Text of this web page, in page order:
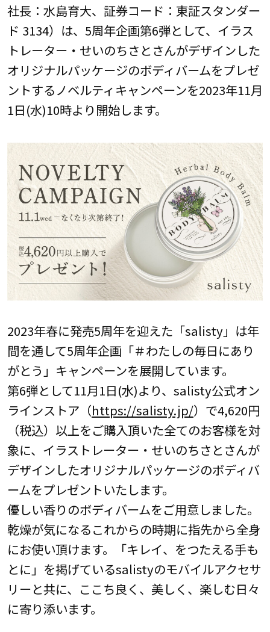
社長：水島育大、証券コード：東証スタンダー
ド 3134）は、5周年企画第6弾として、イラス
トレーター・せいのちさとさんがデザインした
オリジナルパッケージのボディバームをプレゼ
ントするノベルティキャンペーンを2023年11月
1日(水)10時より開始します。
2023年春に発売5周年を迎えた「salisty」は年
間を通して5周年企画「＃わたしの毎日にあり
がとう」キャンペーンを展開しています。
第6弾として11月1日(水)より、salisty公式オン
ラインストア（https://salisty.jp/）で4,620円
（税込）以上をご購入頂いた全てのお客様を対
象に、イラストレーター・せいのちさとさんが
デザインしたオリジナルパッケージのボディバ
ームをプレゼントいたします。
優しい香りのボディバームをご用意しました。
乾燥が気になるこれからの時期に指先から全身
にお使い頂けます。「キレイ、をつたえる手も
とに」を掲げているsalistyのモバイルアクセサ
リーと共に、ここち良く、美しく、楽しむ日々
に寄り添います。